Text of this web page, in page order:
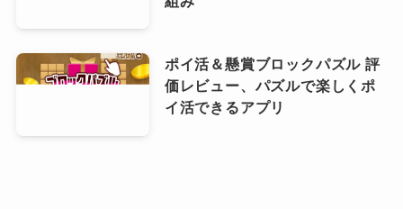
ポイ活＆懸賞ブロックパズル 評
価レビュー、パズルで楽しくポ
イ活できるアプリ